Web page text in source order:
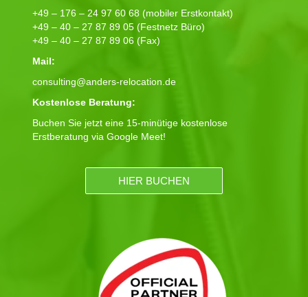
+49 – 176 – 24 97 60 68 (mobiler Erstkontakt)
+49 – 40 – 27 87 89 05 (Festnetz Büro)
+49 – 40 – 27 87 89 06 (Fax)
Mail:
consulting@anders-relocation.de
Kostenlose Beratung:
Buchen Sie jetzt eine 15-minütige kostenlose
Erstberatung via Google Meet!
HIER BUCHEN